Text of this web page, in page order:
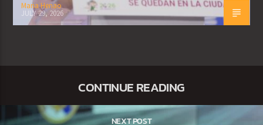
Maria Henao
JULY 29, 2026
CONTINUE READING
NEXT POST